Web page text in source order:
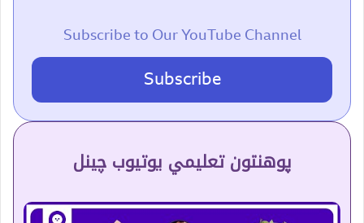
Subscribe to Our YouTube Channel
Subscribe
پوهنتون تعلیمي یوتیوب چینل